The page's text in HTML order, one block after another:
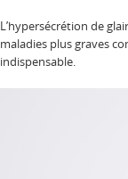
L’hypersécrétion de
maladies plus graves
indispensable.